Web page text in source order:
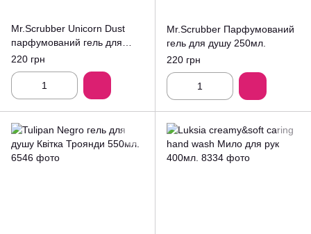
Mr.Scrubber Unicorn Dust
парфумований гель для
душу 250мл
220 грн
Mr.Scrubber Парфумований
гель для душу 250мл.
220 грн